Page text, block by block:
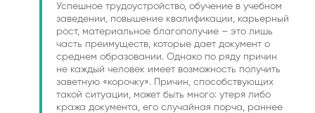
Успешное трудоустройство, обучение в учебном
заведении, повышение квалификации, карьерный
рост, материальное благополучие – это лишь
часть преимуществ, которые дает документ о
среднем образовании. Однако по ряду причин
не каждый человек имеет возможность получить
заветную «корочку». Причин, способствующих
такой ситуации, может быть много: утеря либо
кража документа, его случайная порча, раннее